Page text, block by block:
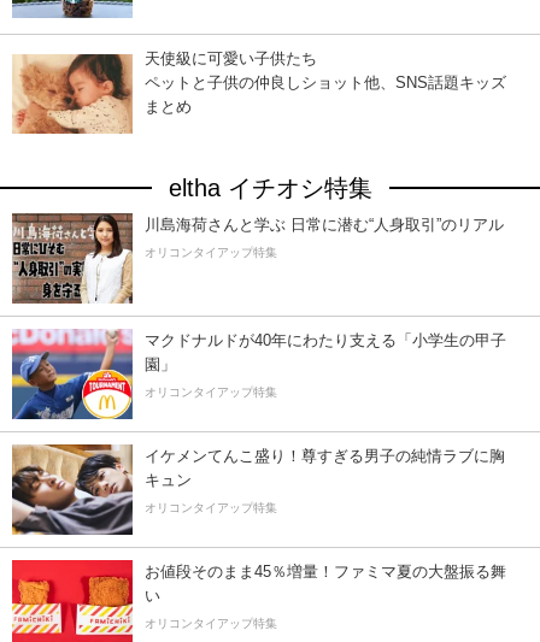
天使級に可愛い子供たち
ペットと子供の仲良しショット他、SNS話題キッズ
まとめ
eltha イチオシ特集
川島海荷さんと学ぶ 日常に潜む“人身取引”のリアル
オリコンタイアップ特集
マクドナルドが40年にわたり支える「小学生の甲子
園」
オリコンタイアップ特集
イケメンてんこ盛り！尊すぎる男子の純情ラブに胸
キュン
オリコンタイアップ特集
お値段そのまま45％増量！ファミマ夏の大盤振る舞
い
オリコンタイアップ特集